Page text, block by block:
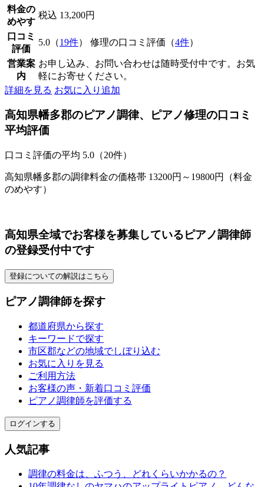
料金の
めやす
税込 13,200円
口コミ
評価
5.0（19件） 修理の口コミ評価（4件）
営業案
内
お申し込み、お問い合わせは随時受付中です。お気
軽にお寄せください。
詳細を見る お気に入り追加
高知県幡多郡のピアノ調律、ピアノ修理の口コミ
平均評価
口コミ評価の平均 5.0（20件）
高知県幡多郡の調律料金の価格帯 13200円～19800円（料金
のめやす）
高知県全域でお客様を募集しているピアノ調律師
の登録受付中です
登録についての解説はこちら
ピアノ調律師を探す
都道府県から探す
キーワードで探す
市区郡などの地域でしぼり込む
お気に入りを見る
ご利用方法
お客様の声・新着口コミ評価
ピアノ調律師を評価する
ログインする
人気記事
調律の料金は、ふつう、どれくらいかかるの？